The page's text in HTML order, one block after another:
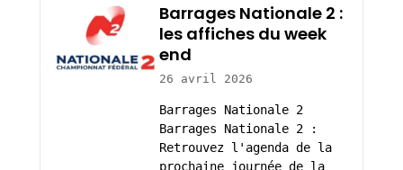
Barrages Nationale 2 :
les affiches du week
end
26 avril 2026
Barrages Nationale 2
Barrages Nationale 2 :
Retrouvez l'agenda de la
prochaine journée de la